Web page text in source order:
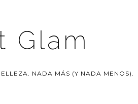
Glam
NADA MÁS (Y NADA MENOS).